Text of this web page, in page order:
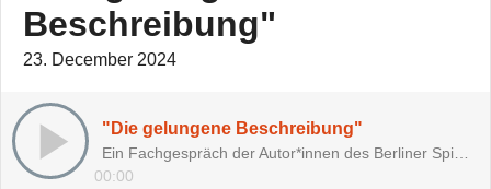
Beschreibung"
23. December 2024
"Die gelungene Beschreibung"
Ein Fachgespräch der Autor*innen des Berliner Spielplan Audiodeskription 2024
00:00